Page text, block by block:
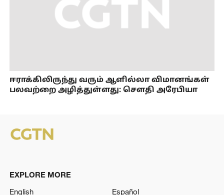
ஈராக்கிலிருந்து வரும் ஆளில்லா விமானங்கள்
பலவற்றை அழித்துள்ளது: சௌதி அரேபியா
EXPLORE MORE
English
Español